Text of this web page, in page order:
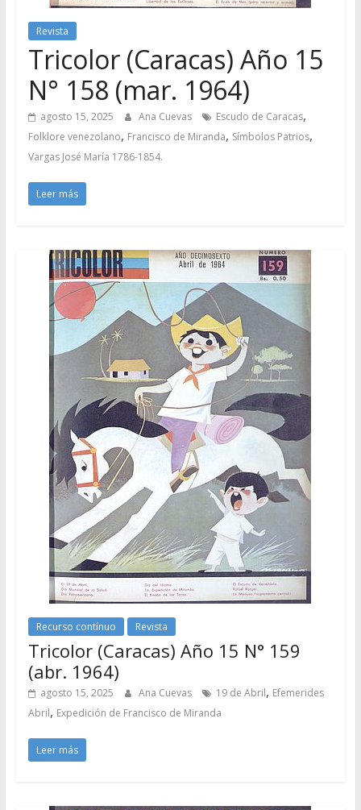
Revista
Tricolor (Caracas) Año 15
N° 158 (mar. 1964)
agosto 15, 2025 Ana Cuevas Escudo de Caracas,
Folklore venezolano, Francisco de Miranda, Símbolos Patrios,
Vargas José María 1786-1854.
Leer más
Recurso contínuo Revista
Tricolor (Caracas) Año 15 N° 159
(abr. 1964)
agosto 15, 2025 Ana Cuevas 19 de Abril, Efemerides
Abril, Expedición de Francisco de Miranda
Leer más